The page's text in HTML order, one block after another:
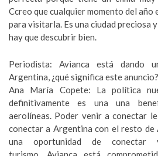
Ccreo que cualquier momento del año
para visitarla. Es una ciudad preciosa
hay que descubrir bien.
Periodista: Avianca está dando
Argentina, ¿qué significa este anuncio?
Ana María Copete: La política
definitivamente es una una
aerolíneas. Poder venir a conectar
conectar a Argentina con el resto de
una oportunidad de